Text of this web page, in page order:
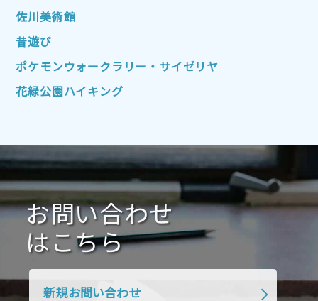
2022年7月
2022年4月
2022年1月 2021年12月 2021年11月
2021年10月 2021年9月
2021年1月 2020年12月 2020年11月
2020年10月 2020年9月 2020年8月
2020年7月 2020年6月 2020年5月
2020年4月 2020年3月 2020年2月
2019年10月 2019年9月
佐川美術館
昔遊び
ポケモンウォークラリー・サイゼリヤ
花緑公園ハイキング
お問い合わせ
はこちら
新規お問い合わせ